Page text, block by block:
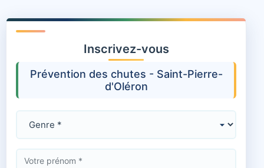
Inscrivez-vous
Prévention des chutes - Saint-Pierre-
d'Oléron